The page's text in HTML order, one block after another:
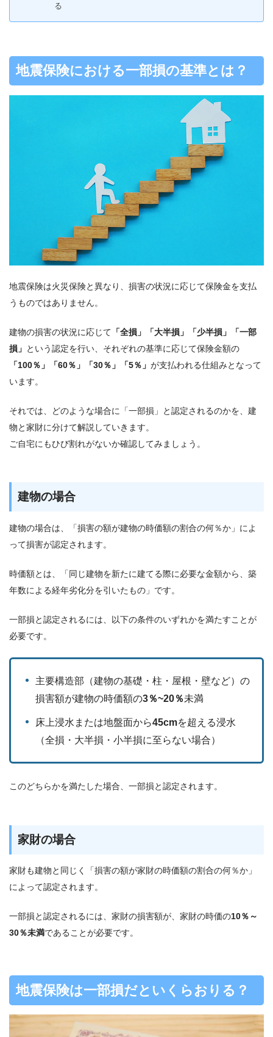
る
地震保険における一部損の基準とは？
地震保険は火災保険と異なり、損害の状況に応じて保険金を支払
うものではありません。
建物の損害の状況に応じて 「全損」「大半損」「少半損」「一部
損」 という認定を行い、それぞれの基準に応じて保険金額の
「100％」「60％」「30％」「5％」 が支払われる仕組みとなって
います。
それでは、どのような場合に「一部損」と認定されるのかを、建
物と家財に分けて解説していきます。
ご自宅にもひび割れがないか確認してみましょう。
建物の場合
建物の場合は、「損害の額が建物の時価額の割合の何％か」によ
って損害が認定されます。
時価額とは、「同じ建物を新たに建てる際に必要な金額から、築
年数による経年劣化分を引いたもの」です。
一部損と認定されるには、以下の条件のいずれかを満たすことが
必要です。
主要構造部（建物の基礎・柱・屋根・壁など）の
損害額が建物の時価額の3％~20％未満
床上浸水または地盤面から45cmを超える浸水
（全損・大半損・小半損に至らない場合）
このどちらかを満たした場合、一部損と認定されます。
家財の場合
家財も建物と同じく「損害の額が家財の時価額の割合の何％か」
によって認定されます。
一部損と認定されるには、家財の損害額が、家財の時価の10％～
30％未満であることが必要です。
地震保険は一部損だといくらおりる？